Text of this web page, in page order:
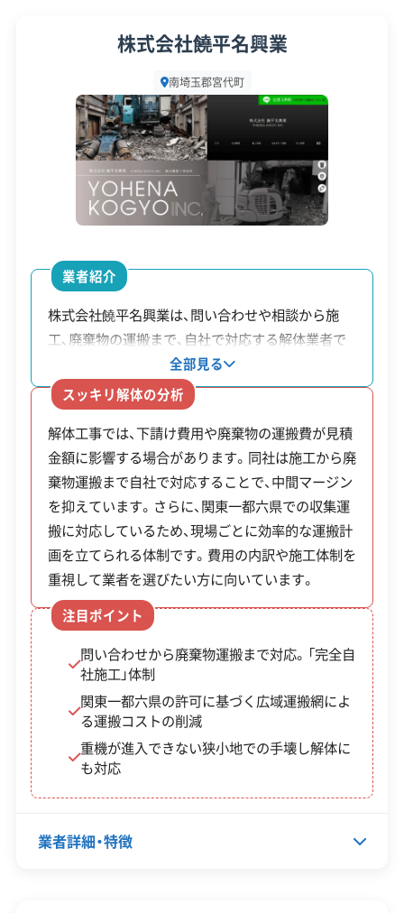
の産業廃棄物は、主に久喜市や春日部市といった近
隣の民間処理施設へ運ばれます。しかし、国道4号な
どの主要な道路は渋滞がひどく、運搬に時間がかか
ってしまい、その分が見積もり金額に影響すること
もあります。
南埼玉郡宮代町で解体工事を成功
再開発の動きを理解しつつ、液状化
のリスクがある地盤や昔ながらの
狭い道にも対応できる、地域の事情
に詳しい業者を選ぶことが何より
も重要です。
工事賠償責任保険
違反歴なし
顧客対
応・サー
ビス
自社ホームページ
無料見積もり
建設リサイクル届
近隣挨拶 土対応
設立日 1991年6月5日
資本金 2,000万円
電話番号 0480-33-0511
営業時間 9:00～17:00
営業日
建物構造 木造
対応業務 土木工事業
新築工事業
リフォーム工事業
公式HP 公式サイトを見る
許可番号
【建設業許可】
埼玉県知事：第000907号
この解体業者の特徴
企業経
験・規模
創業30年以上 公共工事の経験
対応工事 土木工事
保有資格 建設業許可
安全対
策・リス
ク管理
顧客対
株式会社饒平名興業
南埼玉郡宮代町
業者紹介
株式会社饒平名興業は、問い合わせや相談から施
工、廃棄物の運搬まで、自社で対応する解体業者で
す。下請け業者を介さないため、中間マージンを抑
えた施工が可能です。また、関東一都六県の産業廃
棄物収集運搬業許可を取得し、現場に応じた効率的
な廃棄物運搬にも対応しています。工事費用の内訳
が明確で、価格の根拠を確認しやすいのが特徴で
す。
全部見る
スッキリ解体の分析
解体工事では、下請け費用や廃棄物の運搬費が見積
金額に影響する場合があります。同社は施工から廃
棄物運搬まで自社で対応することで、中間マージン
を抑えています。さらに、関東一都六県での収集運
搬に対応しているため、現場ごとに効率的な運搬計
画を立てられる体制です。費用の内訳や施工体制を
重視して業者を選びたい方に向いています。
注目ポイント
問い合わせから廃棄物運搬まで対応。「完全自
社施工」体制
関東一都六県の許可に基づく広域運搬網によ
る運搬コストの削減
重機が進入できない狭小地での手壊し解体に
も対応
業者詳細・特徴